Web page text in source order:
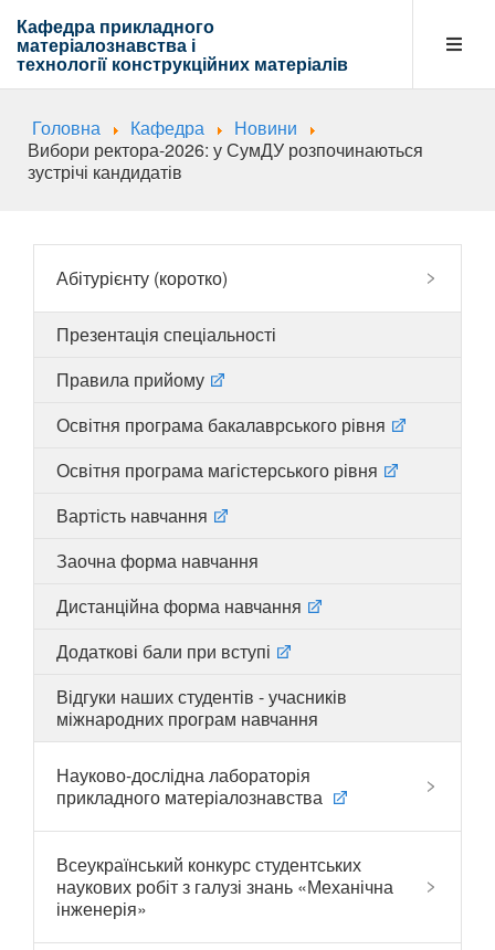
Кафедра прикладного
матеріалознавства і
технології конструкційних матеріалів
Кафедра
Навчальна діяльність
EN
Головна Кафедра
Новини
Вибори ректора-2026: у СумДУ розпочинаються
зустрічі кандидатів
Абітурієнту (коротко)
Презентація спеціальності
Правила прийому
Освітня програма бакалаврського рівня
Освітня програма магістерського рівня
Вартість навчання
Заочна форма навчання
Дистанційна форма навчання
Додаткові бали при вступі
Відгуки наших студентів - учасників
міжнародних програм навчання
Науково-дослідна лабораторія
прикладного матеріалознавства
Всеукраїнський конкурс студентських
наукових робіт з галузі знань «Механічна
інженерія»